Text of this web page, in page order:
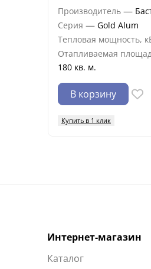
Производитель —
Серия — Gold Alum
Тепловая мощность,
Отапливаемая
180 кв. м.
В корзину
Купить в 1 клик
Интернет-магазин
Каталог